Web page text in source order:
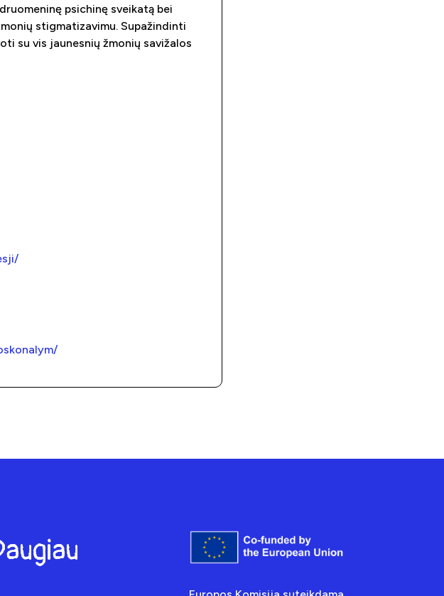
psichinę sveikatą bei
stigmatizavimu. Supažindinti
su vis jaunesnių žmonių savižalos